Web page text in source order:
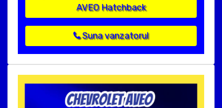
AVEO Hatchback
Suna vanzatorul